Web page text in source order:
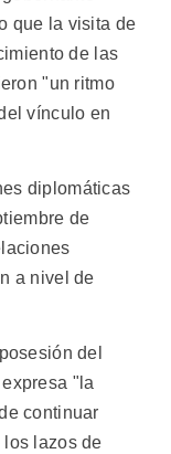
que la visita de
de las
"un ritmo
vínculo en
diplomáticas
de
a nivel de
del
"la
continuar
lazos de